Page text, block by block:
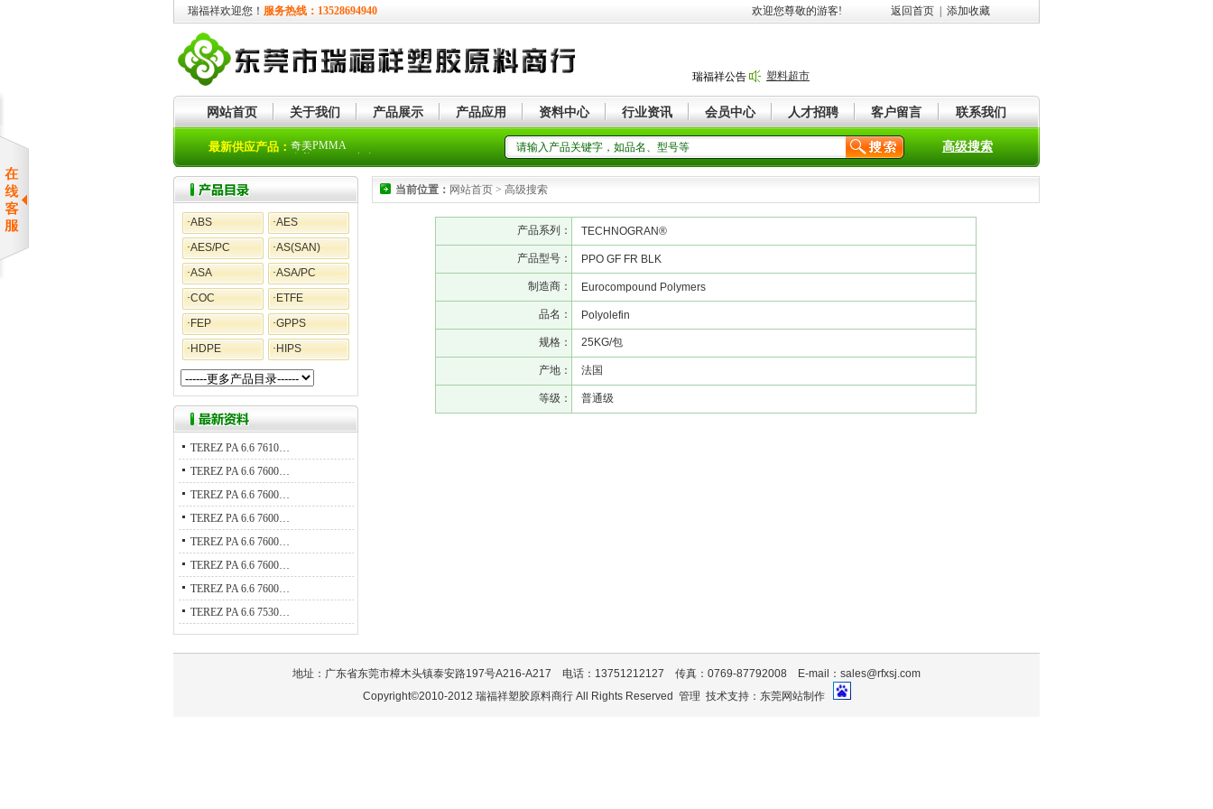
瑞福祥欢迎您！ 服务热线：13528694940 欢迎您尊敬的游客! 返回首页 添加收藏
瑞福祥公告 塑料超市
网站首页 关于我们 产品展示 产品应用 资料中心 行业资讯 会员中心 人才招聘 客户留言 联系我们
最新供应产品：
奇美PMMA
奇美PC+ABS合金
高级搜索
·ABS ·AES
·AES/PC ·AS(SAN)
·ASA ·ASA/PC
·COC · ETFE
· FEP ·GPPS
· HDPE · HIPS
TEREZ PA 6.6 7610…
TEREZ PA 6.6 7600…
TEREZ PA 6.6 7600…
TEREZ PA 6.6 7600…
TEREZ PA 6.6 7600…
TEREZ PA 6.6 7600…
TEREZ PA 6.6 7600…
TEREZ PA 6.6 7530…
当前位置： 网站首页 > 高级搜索
产品系列： TECHNOGRAN®
产品型号： PPO GF FR BLK
制造商： Eurocompound Polymers
品名： Polyolefin
规格： 25KG/包
产地： 法国
等级： 普通级
地址：广东省东莞市樟木头镇泰安路197号A216-A217 电话：13751212127 传真：0769-87792008 E-mail：sales@rfxsj.com
Copyright©2010-2012 瑞福祥塑胶原料商行 All Rights Reserved 管理 技术支持： 东莞网站制作